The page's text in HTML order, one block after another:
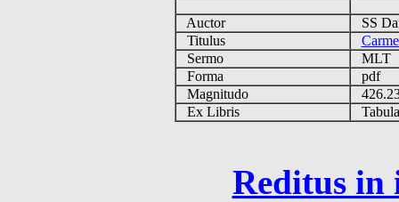
Auctor
SS
Titulus
Sermo
MLT
Forma
pdf
Magnitudo
Ex Libris
Reditus in